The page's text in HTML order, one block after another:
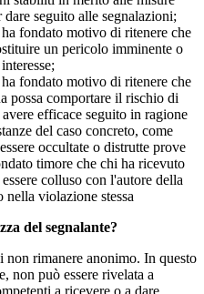
dare seguito alle segnalazioni;
fondato motivo di ritenere che
un pericolo imminente o
fondato motivo di ritenere che
possa comportare il rischio di
efficace seguito in ragione
del caso concreto, come
occultate o distrutte prove
timore che chi ha ricevuto
colluso con l'autore della
violazione stessa
del segnalante?
non rimanere anonimo. In questo
non può essere rivelata a